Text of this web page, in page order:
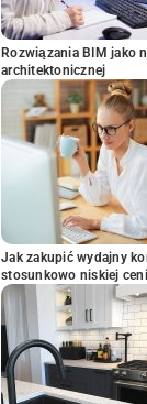
Rozwiązania BIM jako
architektonicznej
Jak zakupić wydajny
stosunkowo niskiej